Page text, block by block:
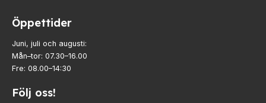
Öppettider
Juni, juli och augusti:
Mån–tor: 07.30–16.00
Fre: 08.00–14:30
Följ oss!